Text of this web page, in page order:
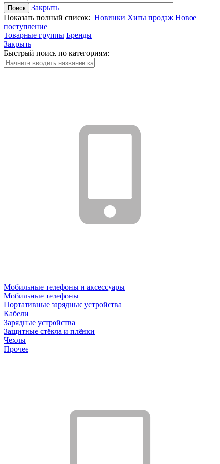
Закрыть
Показать полный список: Новинки Хиты продаж Новое
поступление
Товарные группы Бренды
Закрыть
Быстрый поиск по категориям:
Мобильные телефоны и аксессуары
Мобильные телефоны
Портативные зарядные устройства
Кабели
Зарядные устройства
Защитные стёкла и плёнки
Чехлы
Прочее